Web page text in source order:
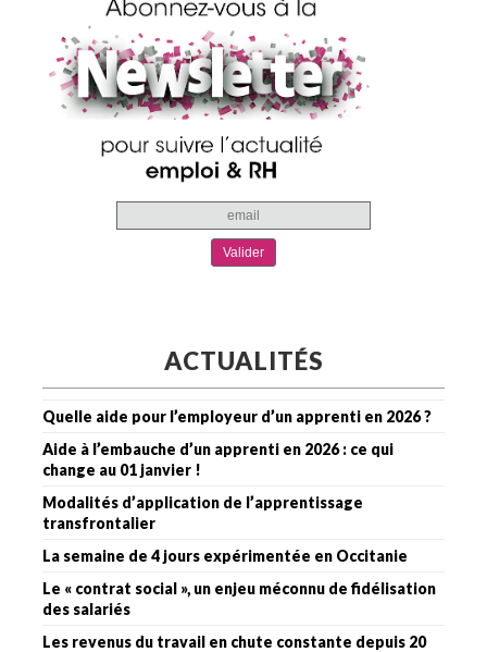
ACTUALITÉS
Quelle aide pour l’employeur d’un apprenti en 2026 ?
Aide à l’embauche d’un apprenti en 2026 : ce qui
change au 01 janvier !
Modalités d’application de l’apprentissage
transfrontalier
La semaine de 4 jours expérimentée en Occitanie
Le « contrat social », un enjeu méconnu de fidélisation
des salariés
Les revenus du travail en chute constante depuis 20